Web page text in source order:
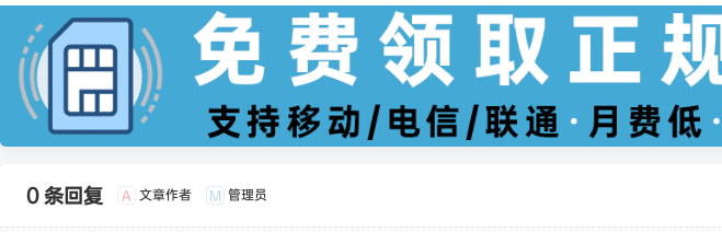
0 条回复 A 文章作者 M 管理员